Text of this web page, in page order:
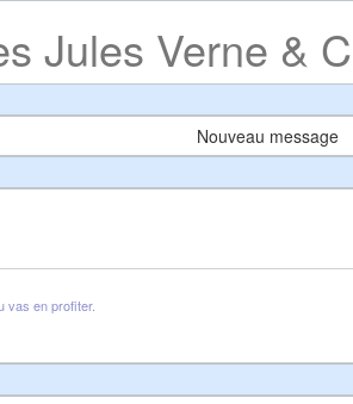
Jules Verne &
Nouveau message
vas en profiter.